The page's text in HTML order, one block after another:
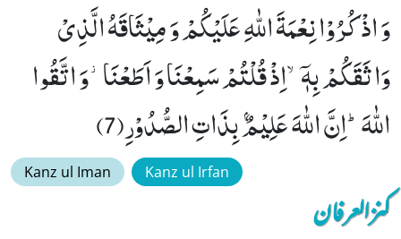
وَ اذْكُرُوْا نِعْمَةَ اللّٰهِ عَلَیْكُمْ وَ مِیْثَاقَهُ الَّذِیْ
وَاثَقَكُمْ بِهٖۤۙ-اِذْ قُلْتُمْ سَمِعْنَا وَ اَطَعْنَا٘-وَ اتَّقُوا
اللّٰهَؕ-اِنَّ اللّٰهَ عَلِیْمٌۢ بِذَاتِ الصُّدُوْرِ(7)
Kanz ul Iman Kanz ul Irfan
کنزالعرفان